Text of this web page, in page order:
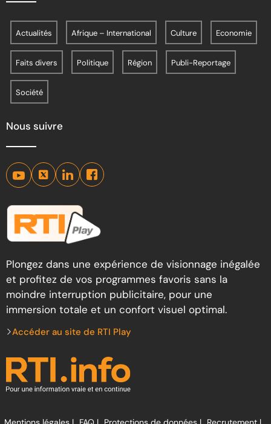
Actualités Afrique – International Culture Economie
Faits divers Politique Région Publi-Reportage
Société
Nous suivre
Plongez dans une expérience de visionnage inégalée
et profitez de vos programmes favoris sans la
moindre interruption publicitaire, pour une
immersion totale et un confort visuel optimal.
Accéder au site de RTI Play